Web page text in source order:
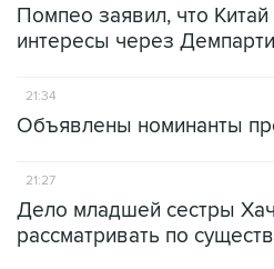
Помпео заявил, что
интересы через
21:34
Объявлены номинанты
21:27
Дело младшей сестры
рассматривать по